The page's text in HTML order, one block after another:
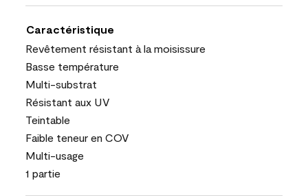
Caractéristique
Revêtement résistant à la moisissure
Basse température
Multi-substrat
Résistant aux UV
Teintable
Faible teneur en COV
Multi-usage
1 partie